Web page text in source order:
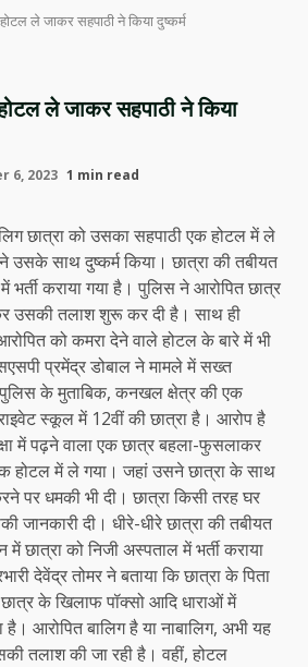
होटल ले जाकर सहपाठी ने किया दुष्कर्म
ले जाकर सहपाठी ने किया
6, 2023 1 min read
छात्रा को उसका सहपाठी एक होटल में ले
उसके साथ दुष्कर्म किया। छात्रा की तबीयत
कराया गया है। पुलिस ने आरोपित छात्र
उसकी तलाश शुरू कर दी है। साथ ही
को कमरा देने वाले होटल के बारे में भी
प्रमेंद्र डोबाल ने मामले में सख्त
के मुताबिक, कनखल क्षेत्र की एक
स्कूल में 12वीं की छात्रा है। आरोप है
में पढ़ने वाला एक छात्र बहला-फुसलाकर
होटल में ले गया। जहां उसने छात्रा के साथ
पर धमकी भी दी। छात्रा किसी तरह घर
जानकारी दी। धीरे-धीरे छात्रा की तबीयत
छात्रा को निजी अस्पताल में भर्ती कराया
देवेंद्र तोमर ने बताया कि छात्रा के पिता
के खिलाफ पॉक्सो आदि धाराओं में
है। आरोपित बालिग है या नाबालिग, अभी यह
तलाश की जा रही है। वहीं, होटल